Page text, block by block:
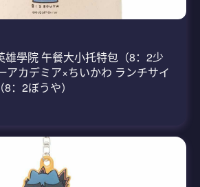
雄學院 午餐大小托特包（8：2少
アカデミア×ちいかわ ランチサイ
：2ぼうや）